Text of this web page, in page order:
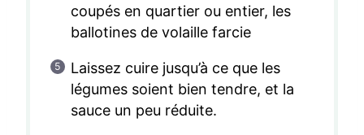
coupés en quartier ou entier, les
ballotines de volaille farcie
Laissez cuire jusqu’à ce que les
légumes soient bien tendre, et la
sauce un peu réduite.